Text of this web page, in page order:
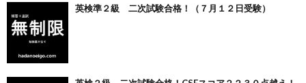
英検準２級 二次試験合格！（７月１２日受験）